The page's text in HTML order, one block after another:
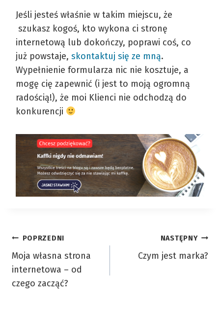
Jeśli jesteś właśnie w takim miejscu, że
szukasz kogoś, kto wykona ci stronę
internetową lub dokończy, poprawi coś, co
już powstaje, skontaktuj się ze mną.
Wypełnienie formularza nic nie kosztuje, a
mogę cię zapewnić (i jest to moją ogromną
radością!), że moi Klienci nie odchodzą do
konkurencji
Nawigacja
wpisu
POPRZEDNI
Moja własna strona
internetowa – od
czego zacząć?
NASTĘPNY
Czym jest marka?